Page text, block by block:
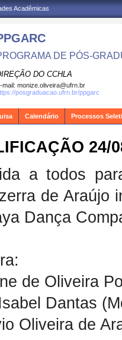
Acadêmicas
DE PÓS-
DO CCHLA
mail: monize.oliveira@ufrn.br
posgraduacao.ufrn.br/ppgarc
Calendário Processos
24/
a todos
de Araújo
Dança
de Oliveira
Dantas
Oliveira de